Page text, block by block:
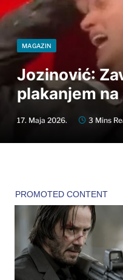
MAGAZIN
Jozinović:
plakanjem
17. Maja 2026. 3 Mins